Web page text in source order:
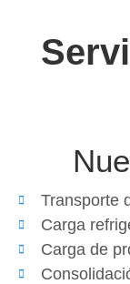
Transporte
Carga
Carga de